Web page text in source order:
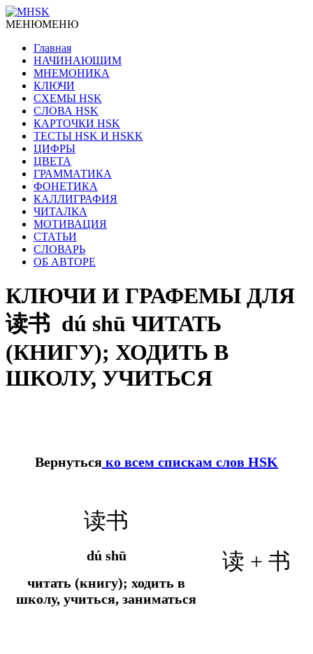
МЕНЮМЕНЮ
Главная
НАЧИНАЮЩИМ
МНЕМОНИКА
КЛЮЧИ
СХЕМЫ HSK
СЛОВА HSK
КАРТОЧКИ HSK
ТЕСТЫ HSK И HSKK
ЦИФРЫ
ЦВЕТА
ГРАММАТИКА
ФОНЕТИКА
КАЛЛИГРАФИЯ
ЧИТАЛКА
МОТИВАЦИЯ
СТАТЬИ
СЛОВАРЬ
ОБ АВТОРЕ
КЛЮЧИ И ГРАФЕМЫ ДЛЯ
读书 dú shū ЧИТАТЬ
(КНИГУ); ХОДИТЬ В
ШКОЛУ, УЧИТЬСЯ
Вернуться ко всем спискам слов HSK
读书
dú shū
читать (книгу); ходить в
школу, учиться, заниматься
读 + 书